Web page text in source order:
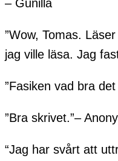
– Gunilla
”Wow, Tomas.
jag ville läsa. Jag
”Fasiken vad bra
”Bra skrivet.”–
“Jag har svårt att